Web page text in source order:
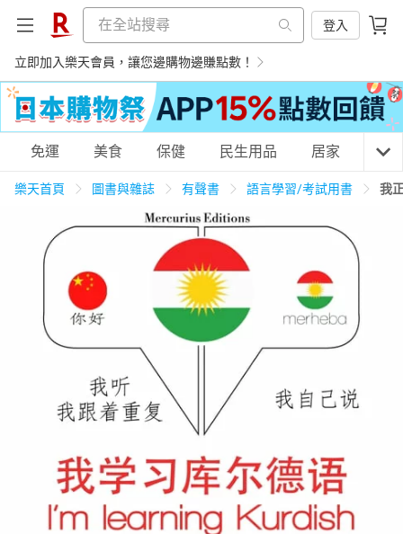
登入
立即加入樂天會員，讓您邊購物邊賺點數！
購物網分類
天天免運 美食蛋糕 養生保健 民生用品
居家生活 3C家電 運動休閒 親子玩具
男裝 化妝保養 情趣用品
日本購物 電子/紙本書
HOT
免運 美食 保健 民生用品 居家 3C
樂天首頁 圖書與雜誌 有聲書 語言學習/考試用書 我